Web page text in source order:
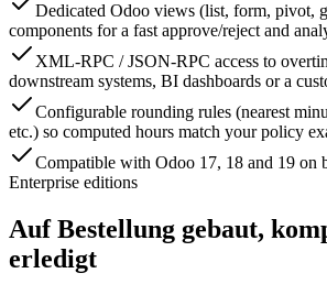
Dedicated Odoo views (list, form, pivot,
components for a fast approve/reject and
XML-RPC / JSON-RPC access to
downstream systems, BI dashboards or a
Configurable rounding rules (nearest
etc.) so computed hours match your policy
Compatible with Odoo 17, 18 and 19 on
Enterprise editions
Auf Bestellung gebaut,
erledigt